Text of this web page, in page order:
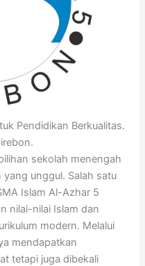
Pendidikan Berkualitas.
sekolah menengah
unggul. Salah satu
Islam Al-Azhar 5
nilai-nilai Islam dan
modern. Melalui
mendapatkan
tetapi juga dibekali